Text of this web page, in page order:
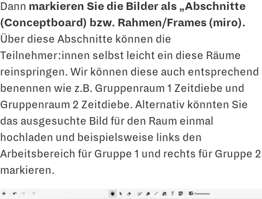
Dann markieren Sie die Bilder als „Abschnitte
(Conceptboard) bzw. Rahmen/Frames (miro).
Über diese Abschnitte können die
Teilnehmer:innen selbst leicht ein diese Räume
reinspringen. Wir können diese auch entsprechend
benennen wie z.B. Gruppenraum 1 Zeitdiebe und
Gruppenraum 2 Zeitdiebe. Alternativ könnten Sie
das ausgesuchte Bild für den Raum einmal
hochladen und beispielsweise links den
Arbeitsbereich für Gruppe 1 und rechts für Gruppe 2
markieren.